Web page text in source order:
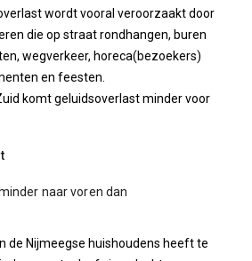
wordt vooral veroorzaakt door
die op straat rondhangen, buren
wegverkeer, horeca(bezoekers)
en feesten.
komt geluidsoverlast minder voor
naar voren dan
de Nijmeegse huishoudens heeft te